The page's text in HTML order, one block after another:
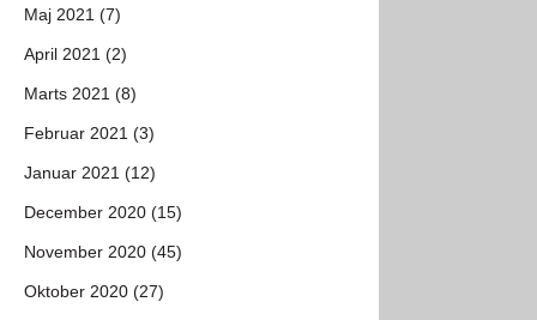
Maj 2021 (7)
April 2021 (2)
Marts 2021 (8)
Februar 2021 (3)
Januar 2021 (12)
December 2020 (15)
November 2020 (45)
Oktober 2020 (27)